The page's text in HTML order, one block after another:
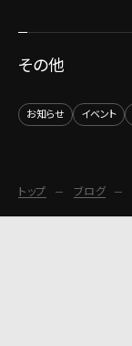
その他
お知らせ イベント
トップ ブログ